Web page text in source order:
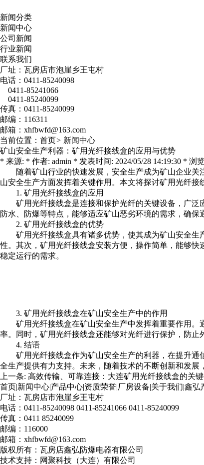
新闻分类
新闻中心
公司新闻
行业新闻
联系我们
厂址：瓦房店市泡崖乡王屯村
电话：0411-85240098
0411-85241066
0411-85240099
传真：0411-85240099
邮编：116311
邮箱：xhfbwfd@163.com
当前位置： 首页> 新闻中心
矿山安全生产利器：矿用光纤接线盒的应用与优势
* 来源: * 作者: admin * 发表时间: 2024/05/28 14:19:30 * 浏
随着矿山行业的快速发展，安全生产成为矿山企业
山安全生产方面发挥着关键作用。本文将探讨矿用光纤接
1. 矿用光纤接线盒的应用
矿用光纤接线盒是连接和保护光纤的关键设备，广泛
防水、防爆等特点，能够适应矿山恶劣环境的需求，确保
2. 矿用光纤接线盒的优势
矿用光纤接线盒具有诸多优势，使其成为矿山安全生
性。其次，矿用光纤接线盒安装方便，操作简单，能够
稳定运行的需求。
3. 矿用光纤接线盒在矿山安全生产中的作用
矿用光纤接线盒在矿山安全生产中发挥着重要作用
率。同时，矿用光纤接线盒还能够对光纤进行保护，防止
4. 结语
矿用光纤接线盒作为矿山安全生产的利器，在提升通
全生产提供有力支持。未来，随着技术的不断创新和发展
上一条: 高效传输、可靠连接：大连矿用光纤接线盒的关键
首页|新闻中心|产品中心|资质荣誉|厂房设备|关于我们|鑫弘
厂址：瓦房店市泡崖乡王屯村
电话：0411-85240098 0411-85241066 0411-85240099
传真：0411 85240099
邮编：116000
邮箱：xhfbwfd@163.com
版权所有：瓦房店鑫弘防爆电器有限公司
技术支持： 网聚科技（大连）有限公司